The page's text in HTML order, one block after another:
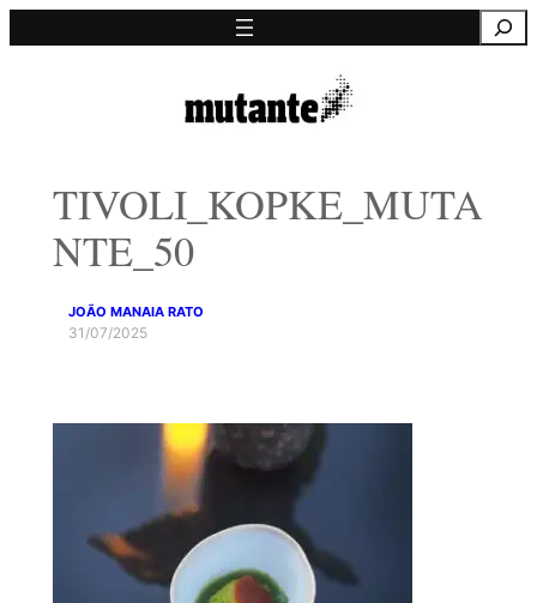
para
TIVOLI_KOPKE_MUTA
NTE_50
JOÃO MANAIA RATO
31/07/2025